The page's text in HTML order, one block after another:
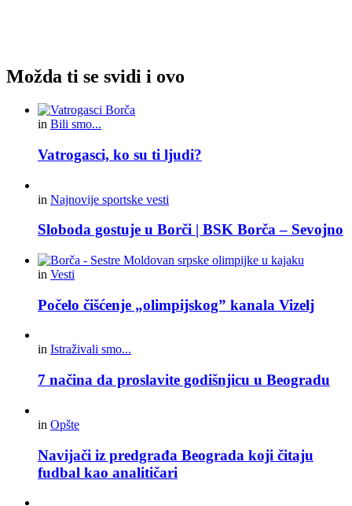
Možda ti se svidi i ovo
in Bili smo...
Vatrogasci, ko su ti ljudi?
in Najnovije sportske vesti
Sloboda gostuje u Borči | BSK Borča – Sevojno
in Vesti
Počelo čišćenje „olimpijskog” kanala Vizelj
in Istraživali smo...
7 načina da proslavite godišnjicu u Beogradu
in Opšte
Navijači iz predgrađa Beograda koji čitaju
fudbal kao analitičari